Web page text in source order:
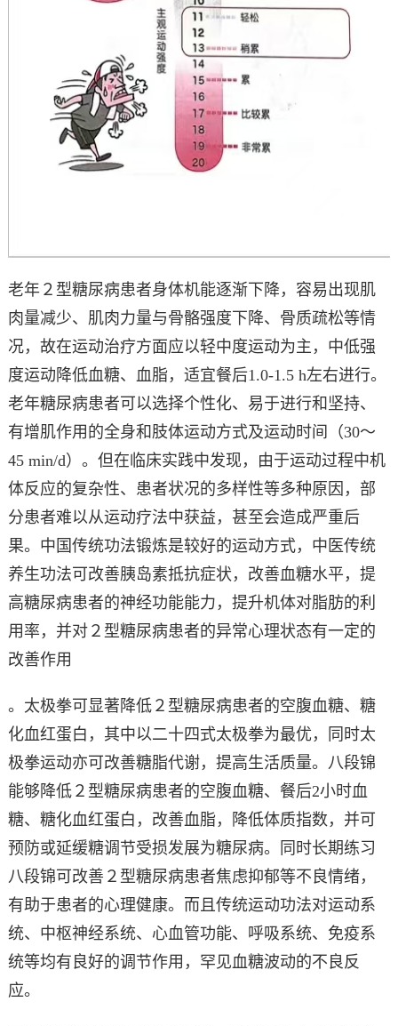
老年２型糖尿病患者身体机能逐渐下降，容易出现肌
肉量减少、肌肉力量与骨骼强度下降、骨质疏松等情
况，故在运动治疗方面应以轻中度运动为主，中低强
度运动降低血糖、血脂，适宜餐后1.0-1.5 h左右进行。
老年糖尿病患者可以选择个性化、易于进行和坚持、
有增肌作用的全身和肢体运动方式及运动时间（30～
45 min/d）。但在临床实践中发现，由于运动过程中机
体反应的复杂性、患者状况的多样性等多种原因，部
分患者难以从运动疗法中获益，甚至会造成严重后
果。中国传统功法锻炼是较好的运动方式，中医传统
养生功法可改善胰岛素抵抗症状，改善血糖水平，提
高糖尿病患者的神经功能能力，提升机体对脂肪的利
用率，并对２型糖尿病患者的异常心理状态有一定的
改善作用
。太极拳可显著降低２型糖尿病患者的空腹血糖、糖
化血红蛋白，其中以二十四式太极拳为最优，同时太
极拳运动亦可改善糖脂代谢，提高生活质量。八段锦
能够降低２型糖尿病患者的空腹血糖、餐后2小时血
糖、糖化血红蛋白，改善血脂，降低体质指数，并可
预防或延缓糖调节受损发展为糖尿病。同时长期练习
八段锦可改善２型糖尿病患者焦虑抑郁等不良情绪，
有助于患者的心理健康。而且传统运动功法对运动系
统、中枢神经系统、心血管功能、呼吸系统、免疫系
统等均有良好的调节作用，罕见血糖波动的不良反
应。